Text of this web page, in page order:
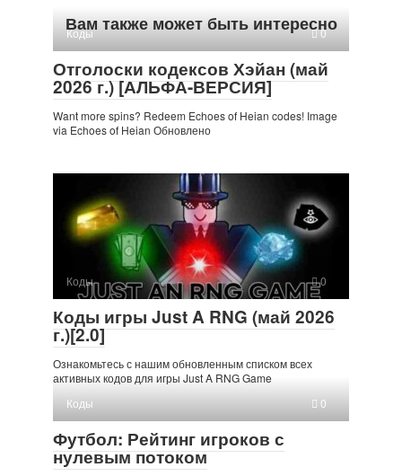
Вам также может быть интересно
Коды 0
Отголоски кодексов Хэйан (май
2026 г.) [АЛЬФА-ВЕРСИЯ]
Want more spins? Redeem Echoes of Heian codes! Image
via Echoes of Heian Обновлено
Коды 0
Коды игры Just A RNG (май 2026
г.)[2.0]
Ознакомьтесь с нашим обновленным списком всех
активных кодов для игры Just A RNG Game
Коды
0
Футбол: Рейтинг игроков с
нулевым потоком